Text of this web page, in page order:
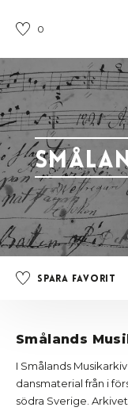
0
Spara favorit
Smålands
I Smålands
dansmaterial från i
södra Sverige.